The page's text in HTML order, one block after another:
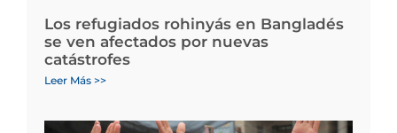
Los refugiados rohinyás en Bangladés
se ven afectados por nuevas
catástrofes
Leer Más >>